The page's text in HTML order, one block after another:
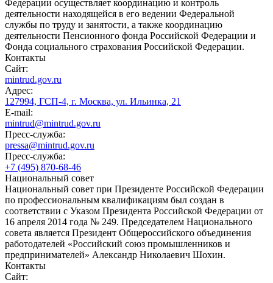
Федерации осуществляет координацию и контроль
деятельности находящейся в его ведении Федеральной
службы по труду и занятости, а также координацию
деятельности Пенсионного фонда Российской Федерации и
Фонда социального страхования Российской Федерации.
Контакты
Сайт:
mintrud.gov.ru
Адрес:
127994, ГСП-4, г. Москва, ул. Ильинка, 21
E-mail:
mintrud@mintrud.gov.ru
Пресс-служба:
pressa@mintrud.gov.ru
Пресс-служба:
+7 (495) 870-68-46
Национальный совет
Национальный совет при Президенте Российской Федерации
по профессиональным квалификациям был создан в
соответствии с Указом Президента Российской Федерации от
16 апреля 2014 года № 249. Председателем Национального
совета является Президент Общероссийского объединения
работодателей «Российский союз промышленников и
предпринимателей» Александр Николаевич Шохин.
Контакты
Сайт: